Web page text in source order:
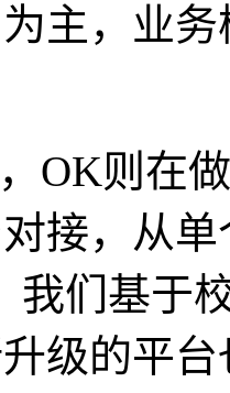
主，业
OK则在
接，从
我们基于
级的平